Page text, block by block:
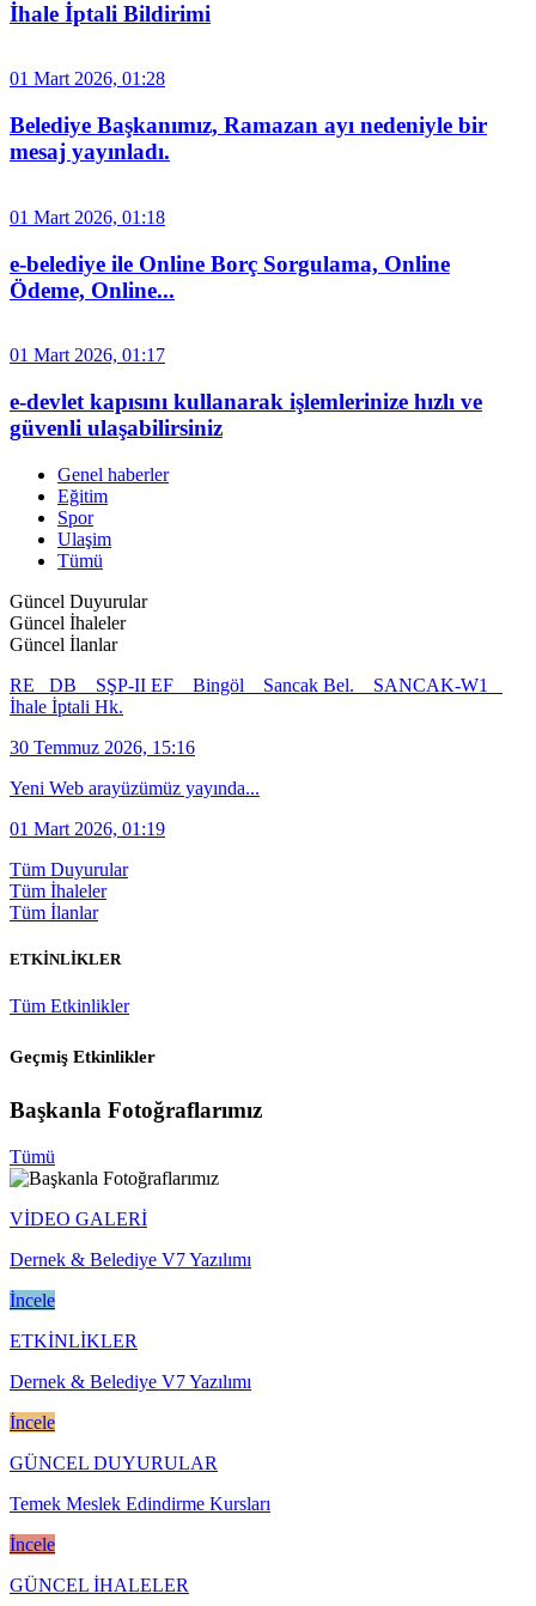
İhale İptali Bildirimi
01 Mart 2026, 01:28
Belediye Başkanımız, Ramazan ayı nedeniyle bir
mesaj yayınladı.
01 Mart 2026, 01:18
e-belediye ile Online Borç Sorgulama, Online
Ödeme, Online...
01 Mart 2026, 01:17
e-devlet kapısını kullanarak işlemlerinize hızlı ve
güvenli ulaşabilirsiniz
Genel haberler
Eğitim
Spor
Ulaşim
Tümü
Güncel Duyurular
Güncel İhaleler
Güncel İlanlar
RE_ DB _ SŞP-II EF _ Bingöl _ Sancak Bel. _ SANCAK-W1 _
İhale İptali Hk.
30 Temmuz 2026, 15:16
Yeni Web arayüzümüz yayında...
01 Mart 2026, 01:19
Tüm Duyurular
Tüm İhaleler
Tüm İlanlar
ETKİNLİKLER
Tüm Etkinlikler
Geçmiş Etkinlikler
Başkanla Fotoğraflarımız
Tümü
VİDEO GALERİ
Dernek & Belediye V7 Yazılımı
İncele
ETKİNLİKLER
Dernek & Belediye V7 Yazılımı
İncele
GÜNCEL DUYURULAR
Temek Meslek Edindirme Kursları
İncele
GÜNCEL İHALELER